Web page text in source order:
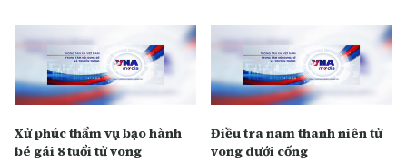
Xử phúc thẩm vụ bạo hành
bé gái 8 tuổi tử vong
Điều tra nam thanh niên tử
vong dưới cống